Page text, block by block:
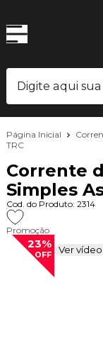
Página Inicial
TRC
Corrente
Simples
Cod. do Produto: 2314
Promoção
23%
OFF Ver vídeo